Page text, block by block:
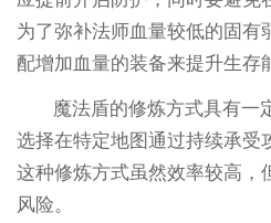
为了弥补法师血量较低的固有
配增加血量的装备来提升生存
魔法盾的修炼方式具有一
选择在特定地图通过持续承受
这种修炼方式虽然效率较高，
风险。